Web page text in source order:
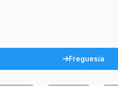
Freguesia